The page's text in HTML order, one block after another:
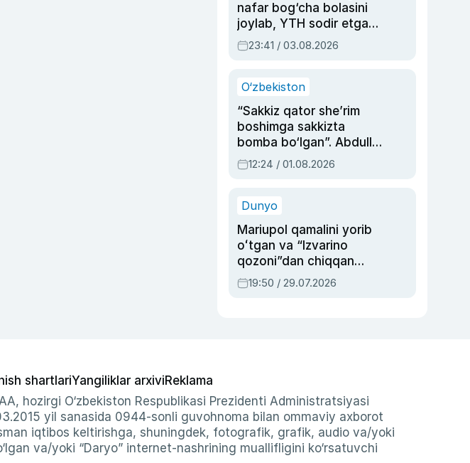
nafar bog‘cha bolasini
joylab, YTH sodir etgan
ayolga sud hukmi o‘qildi
23:41 / 03.08.2026
O‘zbekiston
“Sakkiz qator she’rim
boshimga sakkizta
bomba bo‘lgan”. Abdulla
Oripovni siyosiy
ayblovlardan asrab
12:24 / 01.08.2026
Dunyo
Mariupol qamalini yorib
oʻtgan va “Izvarino
qozoni”dan chiqqan
qahramon — Ukraina
armiyasi bosh
19:50 / 29.07.2026
shartlariYangiliklar arxiviReklama
hozirgi O‘zbekiston Respublikasi Prezidenti Administratsiyasi
yil sanasida 0944-sonli guvohnoma bilan ommaviy axborot
iqtibos keltirishga, shuningdek, fotografik, grafik, audio va/yoki
va/yoki “Daryo” internet-nashrining muallifligini ko‘rsatuvchi